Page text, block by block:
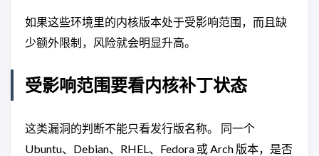
如果这些环境里的内核版本处于受影响范围，而且缺
少额外限制，风险就会明显升高。
受影响范围要看内核补丁状态
这类漏洞的判断不能只看发行版名称。 同一个
Ubuntu、Debian、RHEL、Fedora 或 Arch 版本，是否